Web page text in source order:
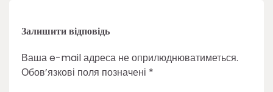
Залишити відповідь
Ваша e-mail адреса не оприлюднюватиметься.
Обов’язкові поля позначені *